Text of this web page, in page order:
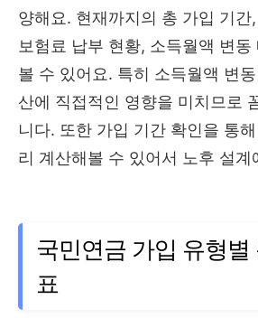
양해요. 현재까지의 총 가입 기간
보험료 납부 현황, 소득월액 변동
볼 수 있어요. 특히 소득월액 변
산에 직접적인 영향을 미치므로
니다. 또한 가입 기간 확인을 통
리 계산해볼 수 있어서 노후 설계
국민연금 가입 유형별
표